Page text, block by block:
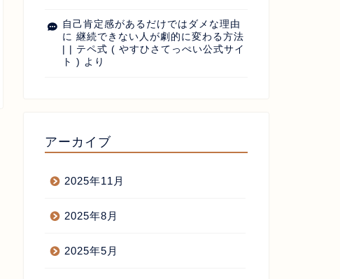
自己肯定感があるだけではダメな理由
に 継続できない人が劇的に変わる方法
| | テペ式 ( やすひさてっぺい公式サイ
ト ) より
アーカイブ
2025年11月
2025年8月
2025年5月